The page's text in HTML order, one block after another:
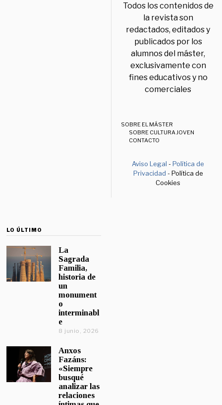
Todos los contenidos de
la revista son
redactados, editados y
publicados por los
alumnos del máster,
exclusivamente con
fines educativos y no
comerciales
SOBRE EL MÁSTER
SOBRE CULTURA JOVEN
CONTACTO
Aviso Legal -Política de
Privacidad - Política de
Cookies
LO ÚLTIMO
La
Sagrada
Familia,
historia de
un
monument
o
interminabl
e
8 junio, 2026
Anxos
Fazáns:
«Siempre
busqué
analizar las
relaciones